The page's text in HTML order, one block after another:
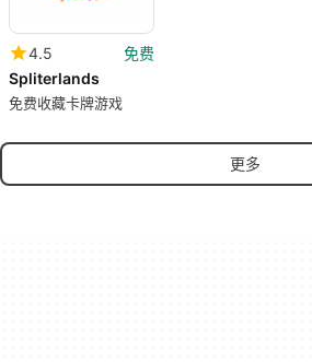
4.5
免费
Spliterlands
免费收藏卡牌游戏
更多